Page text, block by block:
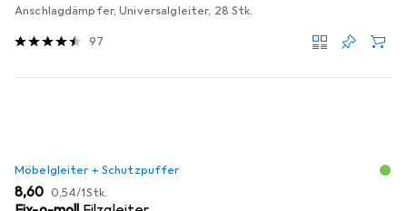
Anschlagdämpfer, Universalgleiter, 28 Stk.
97
Möbelgleiter + Schutzpuffer
EUR
8,60 EUR
0,54/1Stk.